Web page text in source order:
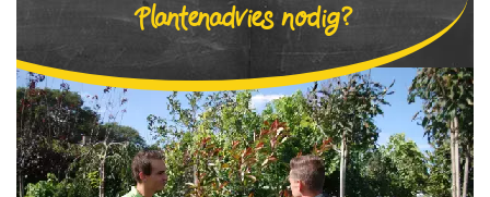
Plantenadvies nodig?